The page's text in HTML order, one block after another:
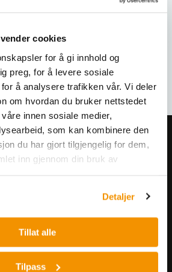
cookies
for å gi innhold og
preg, for å levere sosiale
å analysere trafikken vår. Vi deler
om hvordan du bruker nettstedet
innen sosiale medier,
som kan kombinere den
du har gjort tilgjengelig for dem,
inn gjennom din bruk av
Detaljer
Tillat alle
Tilpass
nyhetsbrev!
om produkter,